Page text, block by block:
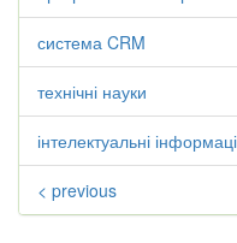
система CRM
технічні науки
інтелектуальні
< previous